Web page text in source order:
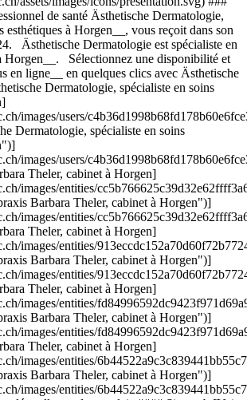
de santé Ästhetische Dermatologie,
esthétiques à Horgen__, vous reçoit dans son
Ästhetische Dermatologie est spécialiste en
à Horgen__. Sélectionnez une disponibilité et
en ligne__ en quelques clics avec Ästhetische
Dermatologie, spécialiste en soins
images/users/
Dermatologie, spécialiste en soins
images/users/
Theler, cabinet à Horgen]
images/entities/
Barbara Theler, cabinet à Horgen")]
images/entities/
Theler, cabinet à Horgen]
images/entities/
Barbara Theler, cabinet à Horgen")]
images/entities/
Theler, cabinet à Horgen]
images/entities/
Barbara Theler, cabinet à Horgen")]
images/entities/
Theler, cabinet à Horgen]
images/entities/
Barbara Theler, cabinet à Horgen")]
images/entities/